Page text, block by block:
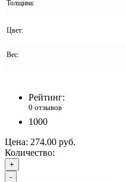
Толщина:
Цвет:
Вес:
Рейтинг:
0 отзывов
1000
Цена: 274.00 руб.
Количество:
+
-